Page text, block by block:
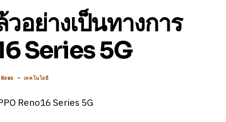
อย่างเป็นทางการ
Series 5G
— เทคโนโลยี
Reno16 Series 5G